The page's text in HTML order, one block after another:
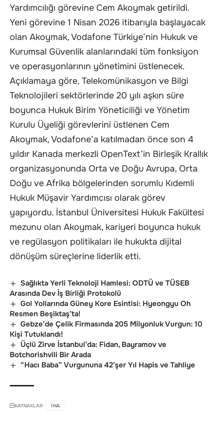
Yardımcılığı görevine Cem Akoymak getirildi.
Yeni görevine 1 Nisan 2026 itibarıyla başlayacak
olan Akoymak, Vodafone Türkiye’nin Hukuk ve
Kurumsal Güvenlik alanlarındaki tüm fonksiyon
ve operasyonlarının yönetimini üstlenecek.
Açıklamaya göre, Telekomünikasyon ve Bilgi
Teknolojileri sektörlerinde 20 yılı aşkın süre
boyunca Hukuk Birim Yöneticiliği ve Yönetim
Kurulu Üyeliği görevlerini üstlenen Cem
Akoymak, Vodafone’a katılmadan önce son 4
yıldır Kanada merkezli OpenText’in Birleşik Krallık
organizasyonunda Orta ve Doğu Avrupa, Orta
Doğu ve Afrika bölgelerinden sorumlu Kıdemli
Hukuk Müşavir Yardımcısı olarak görev
yapıyordu. İstanbul Üniversitesi Hukuk Fakültesi
mezunu olan Akoymak, kariyeri boyunca hukuk
ve regülasyon politikaları ile hukukta dijital
dönüşüm süreçlerine liderlik etti.
Sağlıkta Yerli Teknoloji Hamlesi: ODTÜ ve TÜSEB
Arasında Dev İş Birliği Protokolü
Gol Yollarında Güney Kore Esintisi: Hyeongyu Oh
Resmen Beşiktaş’ta!
Gebze’de Çelik Firmasında 205 Milyonluk Vurgun: 10
Kişi Tutuklandı!
Üçlü Zirve İstanbul’da: Fidan, Bayramov ve
Botchorishvili Bir Arada
“Hacı Baba” Vurgununa 42’şer Yıl Hapis ve Tahliye
KAYNAKLAR: IHA